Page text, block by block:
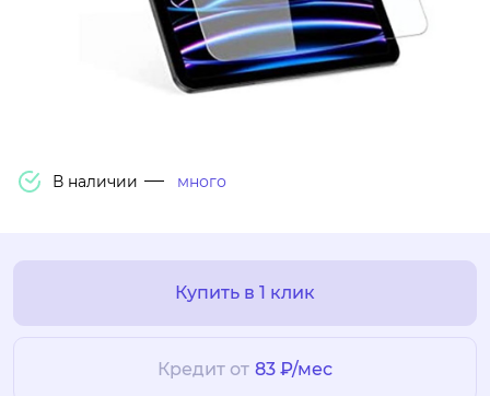
Купить в 1 клик
Кредит от 83 ₽/мес
В наличии много